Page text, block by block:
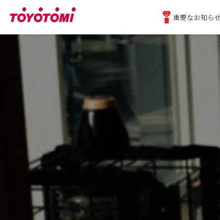
重要なお知ら